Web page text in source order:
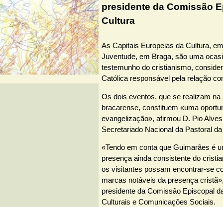
presidente da Comissão
Cultura
As Capitais Europeias da Cultura,
Juventude, em Braga, são uma
testemunho do cristianismo,
Católica responsável pela relação
Os dois eventos, que se realizam na
bracarense, constituem «uma
evangelização», afirmou D. Pio
Secretariado Nacional da Pastoral
«Tendo em conta que Guimarães é
presença ainda consistente do
os visitantes possam encontrar-se
marcas notáveis da presença
presidente da Comissão Episcopal
Culturais e Comunicações Sociais.